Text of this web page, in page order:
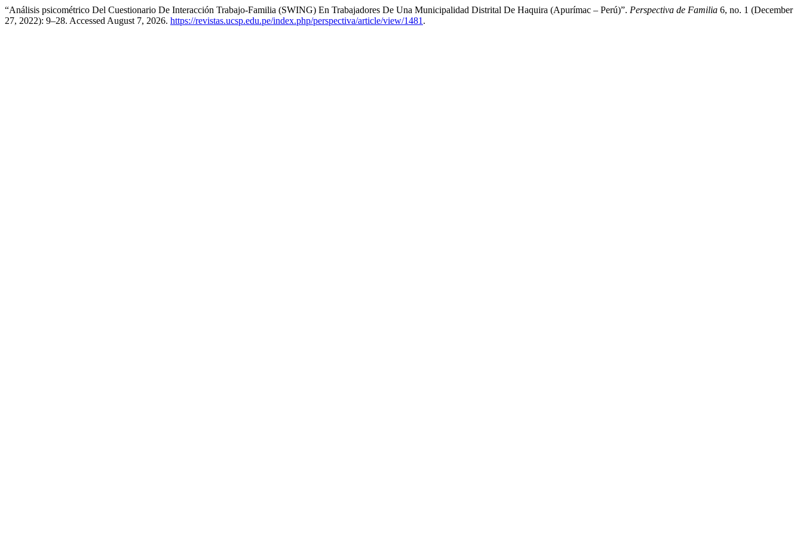
“Análisis psicométrico Del Cuestionario De Interacción Trabajo-Familia (SWING) En Trabajadores De Una Municipalidad Distrital De Haquira (Apurímac – Perú)”. Perspectiva de Familia 6, no. 1 (December
27, 2022): 9–28. Accessed August 7, 2026. https://revistas.ucsp.edu.pe/index.php/perspectiva/article/view/1481 .